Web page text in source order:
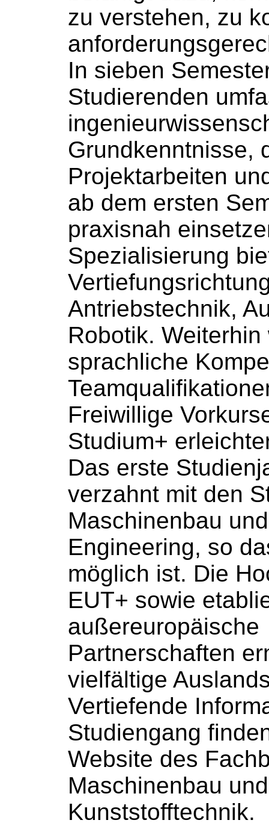
zu verstehen, zu
In sieben
Studierenden
Grundkenntnisse,
Projektarbeiten
ab dem ersten
praxisnah
Spezialisierung
Antriebstechnik,
Robotik. Weiterhin
sprachliche
Freiwillige
Studium+
Das erste
verzahnt mit den
Maschinenbau
Engineering, so
möglich ist. Die
EUT+ sowie
außereuropäische
Partnerschaften
vielfältige
Vertiefende
Studiengang
Website des
Maschinenbau und
Kunststofftechnik.